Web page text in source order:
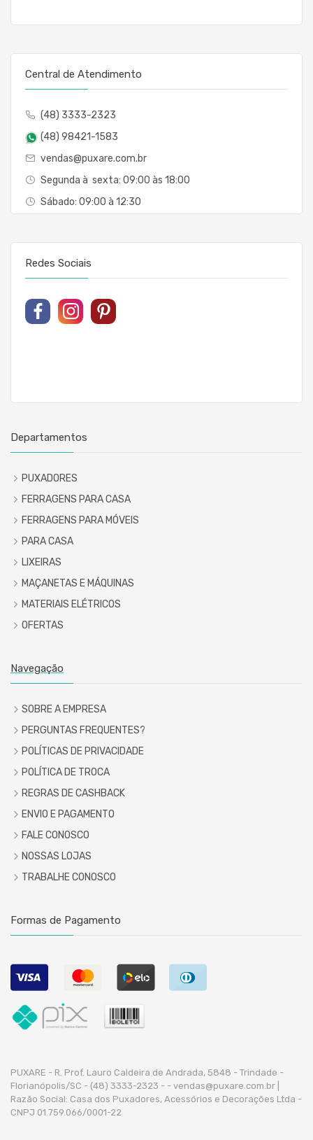
Central de Atendimento
(48) 3333-2323
(48) 98421-1583
vendas@puxare.com.br
Segunda à sexta: 09:00 às 18:00
Sábado: 09:00 à 12:30
Redes Sociais
Departamentos
PUXADORES
FERRAGENS PARA CASA
FERRAGENS PARA MÓVEIS
PARA CASA
LIXEIRAS
MAÇANETAS E MÁQUINAS
MATERIAIS ELÉTRICOS
OFERTAS
Navegação
SOBRE A EMPRESA
PERGUNTAS FREQUENTES?
POLÍTICAS DE PRIVACIDADE
POLÍTICA DE TROCA
REGRAS DE CASHBACK
ENVIO E PAGAMENTO
FALE CONOSCO
NOSSAS LOJAS
TRABALHE CONOSCO
Formas de Pagamento
PUXARE - R. Prof. Lauro Caldeira de Andrada, 5848 - Trindade -
Florianópolis/SC - (48) 3333-2323 - - vendas@puxare.com.br |
Razão Social: Casa dos Puxadores, Acessórios e Decorações Ltda -
CNPJ 01.759.066/0001-22